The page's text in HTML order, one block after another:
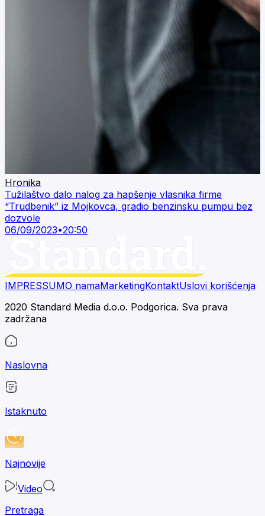
Hronika
Tužilaštvo dalo nalog za hapšenje vlasnika firme
“Trudbenik” iz Mojkovca, gradio benzinsku pumpu bez
dozvole
06/09/2023•20:50
IMPRESSUMO namaMarketingKontaktUslovi korišćenja
2020 Standard Media d.o.o. Podgorica. Sva prava
zadržana
Naslovna
Istaknuto
Najnovije
Video
Pretraga